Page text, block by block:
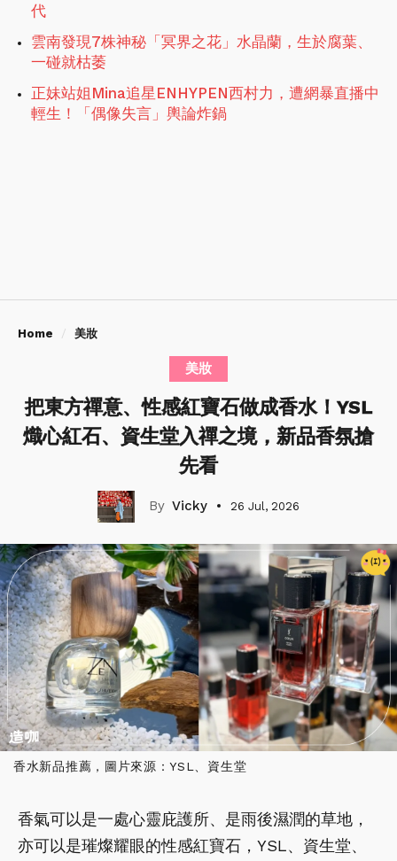
代
雲南發現7株神秘「冥界之花」水晶蘭，生於腐葉、
一碰就枯萎
正妹站姐Mina追星ENHYPEN西村力，遭網暴直播中
輕生！「偶像失言」輿論炸鍋
Home 美妝
美妝
把東方禪意、性感紅寶石做成香水！YSL
熾心紅石、資生堂入禪之境，新品香氛搶
先看
Vicky 26 Jul, 2026
香水新品推薦，圖片來源：YSL、資生堂
香氣可以是一處心靈庇護所、是雨後濕潤的草地，
亦可以是璀燦耀眼的性感紅寶石，YSL、資生堂、